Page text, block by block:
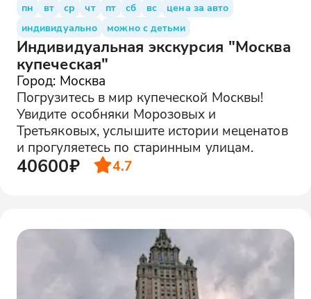
пн вт ср чт пт сб вс
цена за авто
индивидуально
можно с детьми
Индивидуальная экскурсия "Москва
купеческая"
Город: Москва
Погрузитесь в мир купеческой Москвы!
Увидите особняки Морозовых и
Третьяковых, услышите истории меценатов
и прогуляетесь по старинным улицам.
40600₽ 4.7